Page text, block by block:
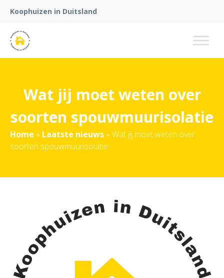
Koophuizen in Duitsland
Wat jij moet weten over
soorten spouwmuurisolatie
Home » Laatste nieuws » Wat jij moet weten over
soorten spouwmuurisolatie